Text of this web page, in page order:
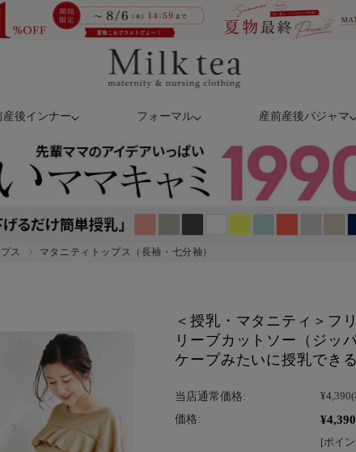
産後インナー フォーマル 産前産後パジャマ
ス マタニティトップス（長袖・七分袖）
＜授乳・マタニティ＞フ
リーブカットソー（ジッ
ケープみたいに授乳でき
当店通常価格: ¥4,390
価格: ¥4,390
[ポイ